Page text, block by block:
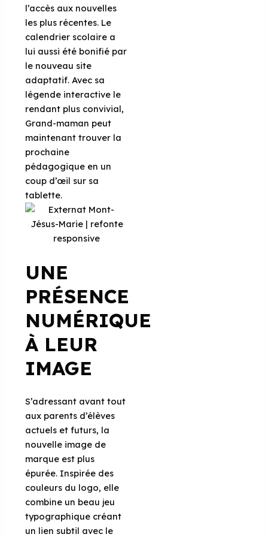
l’accès aux nouvelles
les plus récentes. Le
calendrier scolaire a
lui aussi été bonifié par
le nouveau site
adaptatif. Avec sa
légende interactive le
rendant plus convivial,
Grand-maman peut
maintenant trouver la
prochaine
pédagogique en un
coup d’œil sur sa
tablette.
UNE
PRÉSENCE
NUMÉRIQUE
À LEUR
IMAGE
S’adressant avant tout
aux parents d’élèves
actuels et futurs, la
nouvelle image de
marque est plus
épurée. Inspirée des
couleurs du logo, elle
combine un beau jeu
typographique créant
un lien subtil avec le